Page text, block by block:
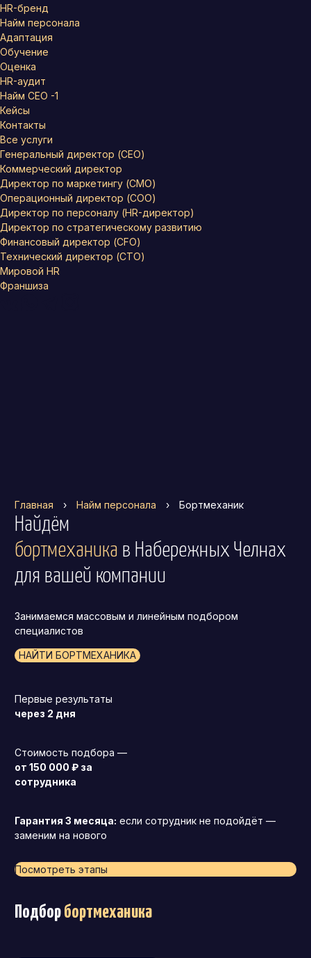
HR-бренд
Найм персонала
Адаптация
Обучение
Оценка
HR-аудит
Найм СЕО -1
Кейсы
Контакты
Все услуги
Генеральный директор (CEO)
Коммерческий директор
Директор по маркетингу (CMO)
Операционный директор (COO)
Директор по персоналу (HR-директор)
Директор по стратегическому развитию
Финансовый директор (CFO)
Технический директор (CTO)
Мировой HR
Франшиза
Главная › Найм персонала › Бортмеханик
Найдём
бортмеханика в Набережных Челнах
для вашей компании
Занимаемся массовым и линейным подбором
специалистов
НАЙТИ БОРТМЕХАНИКА
Первые результаты
через 2 дня
Стоимость подбора —
от 150 000 ₽ за
сотрудника
Гарантия 3 месяца: если сотрудник не подойдёт —
заменим на нового
Посмотреть этапы
Подборбортмеханика